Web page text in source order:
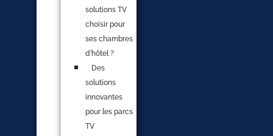
solutions TV
choisir pour
ses chambres
d’hôtel ?
Des
solutions
innovantes
pour les parcs
TV